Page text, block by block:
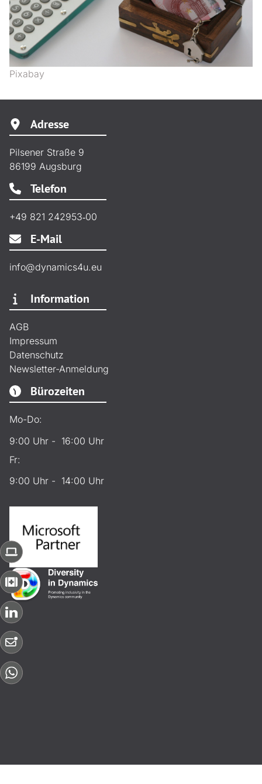
Pixabay
Adresse
Pilsener Straße 9
86199 Augsburg
Telefon
+49 821 242953‑00
E-Mail
info@dynamics4u.eu
Information
AGB
Impressum
Datenschutz
Newsletter-Anmeldung
Bürozeiten
Mo-Do:
9:00 Uhr - 16:00 Uhr
Fr:
9:00 Uhr - 14:00 Uhr